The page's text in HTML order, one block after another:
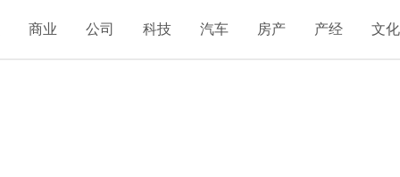
商业 公司 科技 汽车 房产 产经 文化